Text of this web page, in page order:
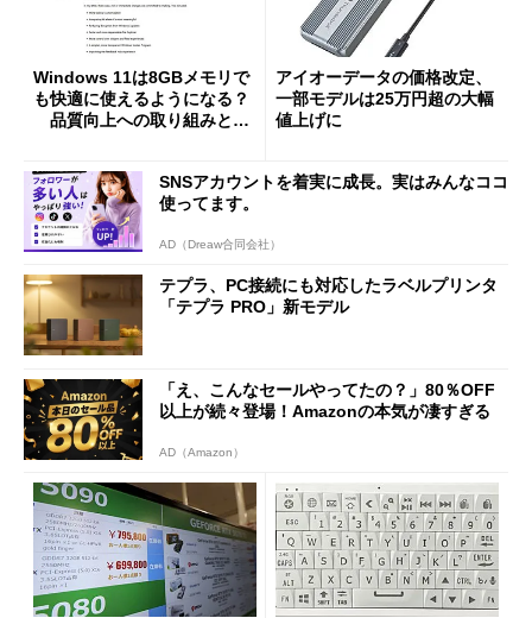
Windows 11は8GBメモリで
も快適に使えるようになる？
品質向上への取り組みと
アイオーデータの価格改定、
一部モデルは25万円超の大幅
値上げに
SNSアカウントを着実に成長。実はみんなココ
使ってます。
AD（Dreaw合同会社）
テプラ、PC接続にも対応したラベルプリンタ
「テプラ PRO」新モデル
「え、こんなセールやってたの？」80％OFF
以上が続々登場！Amazonの本気が凄すぎる
AD（Amazon）